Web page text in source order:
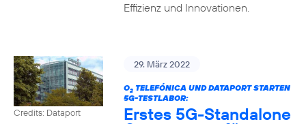
Effizienz und Innovationen.
Credits: Dataport
29. März 2022
O2TELEFÓNICA UND DATAPORT STARTEN
5G-TESTLABOR:
Erstes 5G-Standalone